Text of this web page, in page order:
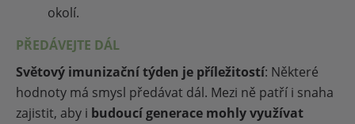
okolí.
PŘEDÁVEJTE DÁL
Světový imunizační týden je příležitostí: Některé
hodnoty má smysl předávat dál. Mezi ně patří i snaha
zajistit, aby i budoucí generace mohly využívat